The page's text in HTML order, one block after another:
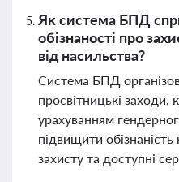
Як система БПД
обізнаності про
від насильства?
Система БПД
просвітницькі заходи,
урахуванням
підвищити
захисту та доступні